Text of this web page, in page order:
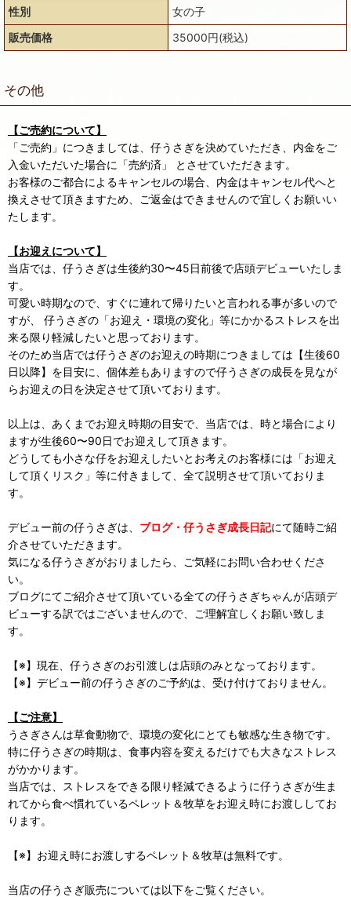
性別
女の子
販売価格
35000円(税込)
その他
【ご売約について】
「ご売約」につきましては、仔うさぎを決めていただき、内金をご
入金いただいた場合に「売約済」 とさせていただきます。
お客様のご都合によるキャンセルの場合、内金はキャンセル代へと
換えさせて頂きますため、ご返金はできませんので宜しくお願いい
たします。
【お迎えについて】
当店では、仔うさぎは生後約30〜45日前後で店頭デビューいたしま
す。
可愛い時期なので、すぐに連れて帰りたいと言われる事が多いので
すが、 仔うさぎの「お迎え・環境の変化」等にかかるストレスを出
来る限り軽減したいと思っております。
そのため当店では仔うさぎのお迎えの時期につきましては【生後60
日以降】を目安に、個体差もありますので仔うさぎの成長を見なが
らお迎えの日を決定させて頂いております。
以上は、あくまでお迎え時期の目安で、当店では、時と場合により
ますが生後60〜90日でお迎えして頂きます。
どうしても小さな仔をお迎えしたいとお考えのお客様には「お迎え
して頂くリスク」等に付きまして、全て説明させて頂いておりま
す。
デビュー前の仔うさぎは、 ブログ・仔うさぎ成長日記にて随時ご紹
介させていただきます。
気になる仔うさぎがおりましたら、ご気軽にお問い合わせくださ
い。
ブログにてご紹介させて頂いている全ての仔うさぎちゃんが店頭デ
ビューする訳ではございませんので、ご理解宜しくお願い致しま
す。
【※】現在、仔うさぎのお引渡しは店頭のみとなっております。
【※】デビュー前の仔うさぎのご予約は、受け付けておりません。
【ご注意】
うさぎさんは草食動物で、環境の変化にとても敏感な生き物です。
特に仔うさぎの時期は、食事内容を変えるだけでも大きなストレス
がかかります。
当店では、ストレスをできる限り軽減できるように仔うさぎが生ま
れてから食べ慣れているペレット＆牧草をお迎え時にお渡ししてお
ります。
【※】お迎え時にお渡しするペレット＆牧草は無料です。
当店の仔うさぎ販売については以下をご覧ください。